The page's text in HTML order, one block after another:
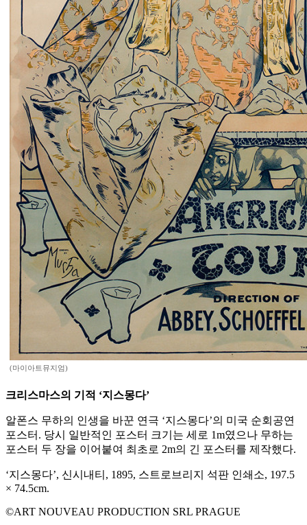
(마이아트뮤지엄)
크리스마스의 기적 ‘지스몽다’
알폰스 무하의 인생을 바꾼 연극 ‘지스몽다’의 미국 순회공연
포스터. 당시 일반적인 포스터 크기는 세로 1m였으나 무하는
포스터 두 장을 이어붙여 최초로 2m의 긴 포스터를 제작했다.
‘지스몽다’, 신시내티, 1895, 스트로브리지 석판 인쇄소, 197.5
× 74.5cm.
©ART NOUVEAU PRODUCTION SRL PRAGUE